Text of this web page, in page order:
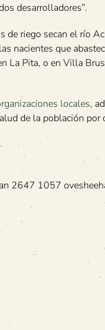
desarrolladores”.
de riego secan el río
nacientes que
La Pita, o en Villa
locales,
de la población por
2647 1057